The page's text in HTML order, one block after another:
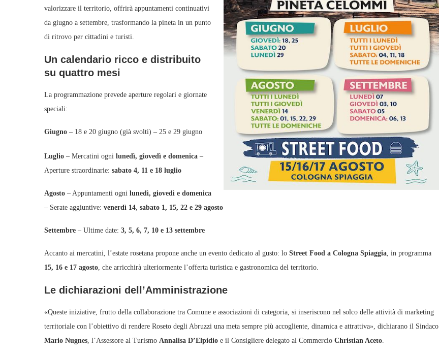
valorizzare il territorio, offrirà appuntamenti continuativi
da giugno a settembre, trasformando la pineta in un punto
di ritrovo per cittadini e turisti.
Un calendario ricco e distribuito
su quattro mesi
La programmazione prevede aperture regolari e giornate
speciali:
Giugno – 18 e 20 giugno (già svolti) – 25 e 29 giugno
Luglio – Mercatini ogni lunedì, giovedì e domenica –
Aperture straordinarie: sabato 4, 11 e 18 luglio
Agosto – Appuntamenti ogni lunedì, giovedì e domenica
– Serate aggiuntive: venerdì 14, sabato 1, 15, 22 e 29 agosto
Settembre – Ultime date: 3, 5, 6, 7, 10 e 13 settembre
Accanto ai mercatini, l’estate rosetana propone anche un evento dedicato al gusto: lo Street Food a Cologna Spiaggia, in programma
15, 16 e 17 agosto, che arricchirà ulteriormente l’offerta turistica e gastronomica del territorio.
Le dichiarazioni dell’Amministrazione
«Queste iniziative, frutto della collaborazione tra Comune e associazioni di categoria, si inseriscono nel solco delle attività di marketing
territoriale con l’obiettivo di rendere Roseto degli Abruzzi una meta sempre più accogliente, dinamica e attrattiva», dichiarano il Sindaco
Mario Nugnes, l’Assessore al Turismo Annalisa D’Elpidio e il Consigliere delegato al Commercio Christian Aceto.